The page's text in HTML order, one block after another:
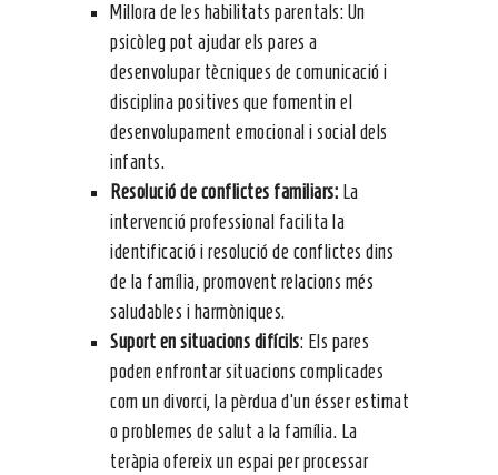
Millora de les habilitats parentals: Un
psicòleg pot ajudar els pares a
desenvolupar tècniques de comunicació i
disciplina positives que fomentin el
desenvolupament emocional i social dels
infants.
Resolució de conflictes familiars: La
intervenció professional facilita la
identificació i resolució de conflictes dins
de la família, promovent relacions més
saludables i harmòniques.
Suport en situacions difícils: Els pares
poden enfrontar situacions complicades
com un divorci, la pèrdua d’un ésser estimat
o problemes de salut a la família. La
teràpia ofereix un espai per processar